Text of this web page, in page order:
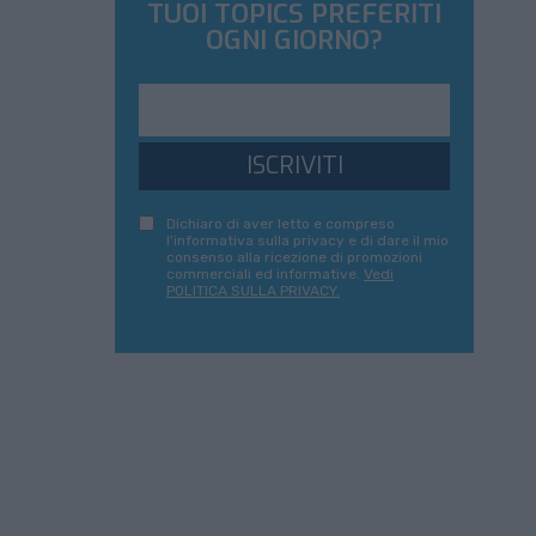
TUOI TOPICS PREFERITI
OGNI GIORNO?
ISCRIVITI
Dichiaro di aver letto e compreso
l'informativa sulla privacy e di dare il mio
consenso alla ricezione di promozioni
commerciali ed informative. Vedi
POLITICA SULLA PRIVACY.